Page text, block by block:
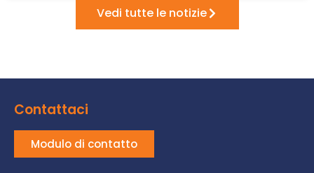
Vedi tutte le notizie
Contattaci
Modulo di contatto